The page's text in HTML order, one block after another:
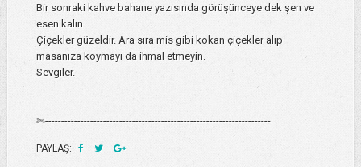
Bir sonraki kahve bahane yazısında görüşünceye dek şen ve
esen kalın.
Çiçekler güzeldir. Ara sıra mis gibi kokan çiçekler alıp
masanıza koymayı da ihmal etmeyin.
Sevgiler.
✄----------------------------------------------------------------------
PAYLAŞ: